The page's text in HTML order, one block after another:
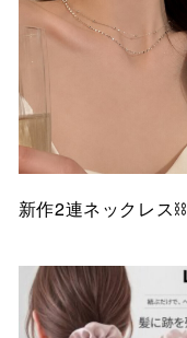
新作2連ネックレス⛓️